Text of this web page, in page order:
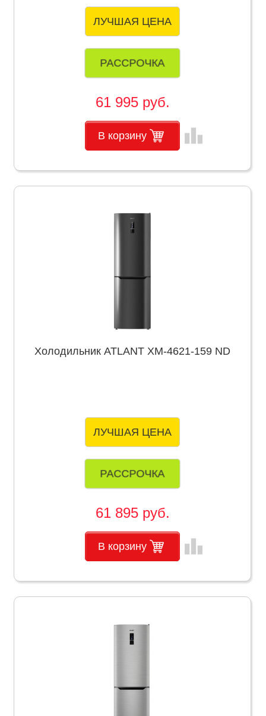
ЛУЧШАЯ ЦЕНА
РАССРОЧКА
61 995 руб.
В корзину leaderboard
Холодильник ATLANT ХМ-4621-159 ND
ЛУЧШАЯ ЦЕНА
РАССРОЧКА
61 895 руб.
В корзину leaderboard